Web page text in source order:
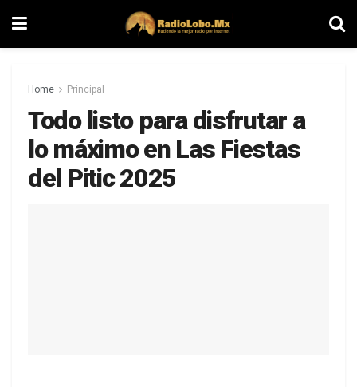
Home Principal
Todo listo para disfrutar a
lo máximo en Las Fiestas
del Pitic 2025